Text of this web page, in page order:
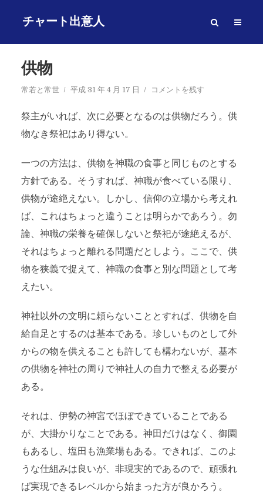
チャート出意人
供物
常若と常世 平成 31 年 4 月 17 日 コメントを残す
祭主がいれば、次に必要となるのは供物だろう。供
物なき祭祀はあり得ない。
一つの方法は、供物を神職の食事と同じものとする
方針である。そうすれば、神職が食べている限り、
供物が途絶えない。しかし、信仰の立場から考えれ
ば、これはちょっと違うことは明らかであろう。勿
論、神職の栄養を確保しないと祭祀が途絶えるが、
それはちょっと離れる問題だとしよう。ここで、供
物を狭義で捉えて、神職の食事と別な問題として考
えたい。
神社以外の文明に頼らないこととすれば、供物を自
給自足とするのは基本である。珍しいものとして外
からの物を供えることも許しても構わないが、基本
の供物を神社の周りで神社人の自力で整える必要が
ある。
それは、伊勢の神宮でほぼできていることである
が、大掛かりなことである。神田だけはなく、御園
もあるし、塩田も漁業場もある。できれば、このよ
うな仕組みは良いが、非現実的であるので、頑張れ
ば実現できるレベルから始まった方が良かろう。